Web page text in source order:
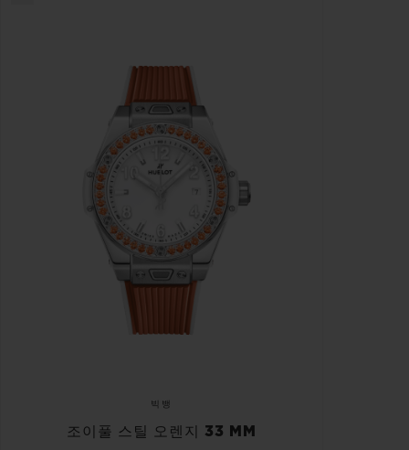
빅뱅
조이풀 스틸 오렌지 33 MM